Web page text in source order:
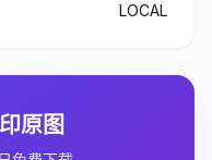
LOCAL
原图